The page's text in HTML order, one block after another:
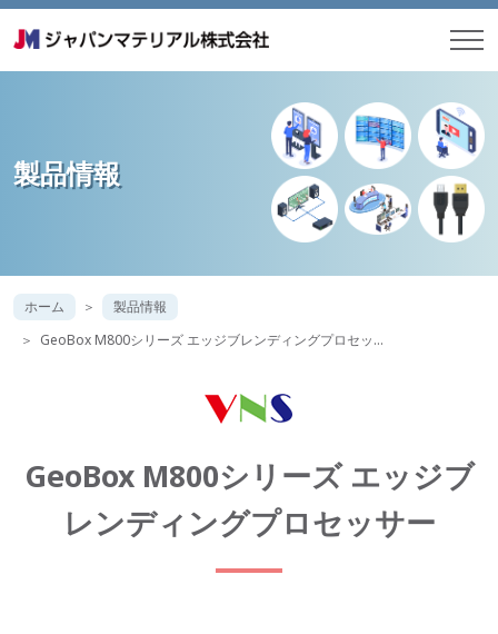
製品情報
ホーム
製品情報
GeoBox M800シリーズ エッジブレンディングプロセッ…
GeoBox M800シリーズ エッジブ
レンディングプロセッサー